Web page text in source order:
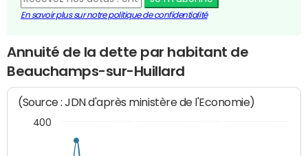
En savoir plus sur notre politique de confidentialité
Annuité de la dette par habitant de
Beauchamps-sur-Huillard
(Source : JDN d'après ministère de l'Economie)
400